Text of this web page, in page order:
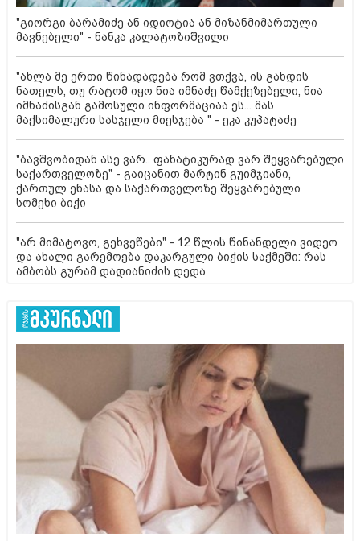
"გიორგი ბარამიძე ან იდიოტია ან მიზანმიმართული
მავნებელი" - ნანკა კალატოზიშვილი
"ახლა მე ერთი წინადადება რომ ვთქვა, ის გახდის
ნათელს, თუ რატომ იყო ნია იმნაძე წამქეზებელი, ნია
იმნაძისგან გამოსული ინფორმაციაა ეს... მას
მაქსიმალური სასჯელი მიესჯება " - ეკა კუპატაძე
"ბავშვობიდან ასე ვარ.. ფანატიკურად ვარ შეყვარებული
საქართველოზე" - გაიცანით მარტინ გუიმჯიანი,
ქართულ ენასა და საქართველოზე შეყვარებული
სომეხი ბიჭი
"არ მიმატოვო, გეხვეწები" - 12 წლის წინანდელი ვიდეო
და ახალი გარემოება დაკარგული ბიჭის საქმეში: რას
ამბობს გურამ დადიანიძის დედა